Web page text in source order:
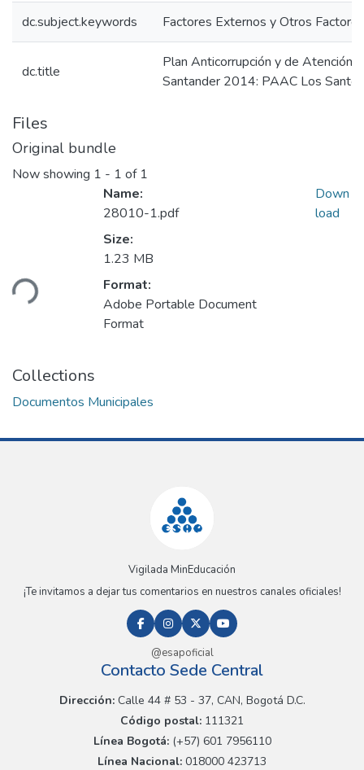
dc.subject.keywords Factores Externos y Otros Factores
dc.title
Plan Anticorrupción y de Atención
Santander 2014: PAAC Los
Files
Original bundle
Now showing 1 - 1 of 1
Name:
28010-1.pdf
Size:
1.23 MB
Format:
Adobe Portable Document
Format
Down
load
Collections
Documentos Municipales
Vigilada MinEducación
¡Te invitamos a dejar tus comentarios en nuestros canales oficiales!
@esapoficial
Contacto Sede Central
Dirección:Calle 44 # 53 - 37, CAN, Bogotá D.C.
Código postal: 111321
Línea Bogotá:(+57) 601 7956110
Línea Nacional: 018000 423713